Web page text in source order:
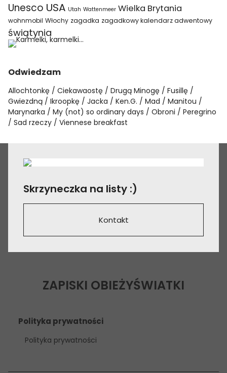
Unesco USA Utah Wattenmeer Wielka Brytania
wohnmobil Włochy zagadka zagadkowy kalendarz adwentowy
świątynia
Odwiedzam
Allochtonkę Ciekawaostę Drugą Minogę
Fusillę
Gwiezdną
Ikroopkę Jacka Ken.G. Mad
Manitou
Marynarka
My (not) so ordinary days Obroni
Peregrino
Sad rzeczy
Viennese breakfast
Skrzyneczka na listy :)
Kontakt
ZAPISKI OBIEŻYŚWIATKI
Polityka prywatności
Polityka prywatności